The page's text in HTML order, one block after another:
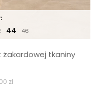
44 46
tkaniny
zł